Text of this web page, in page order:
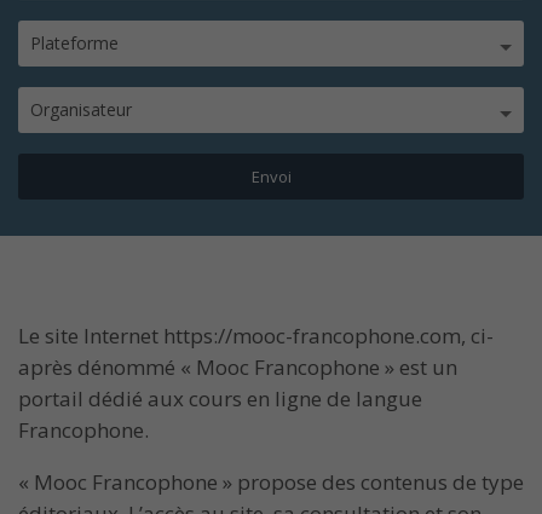
Plateforme
Organisateur
Le site Internet https://mooc-francophone.com, ci-
après dénommé « Mooc Francophone » est un
portail dédié aux cours en ligne de langue
Francophone.
« Mooc Francophone » propose des contenus de type